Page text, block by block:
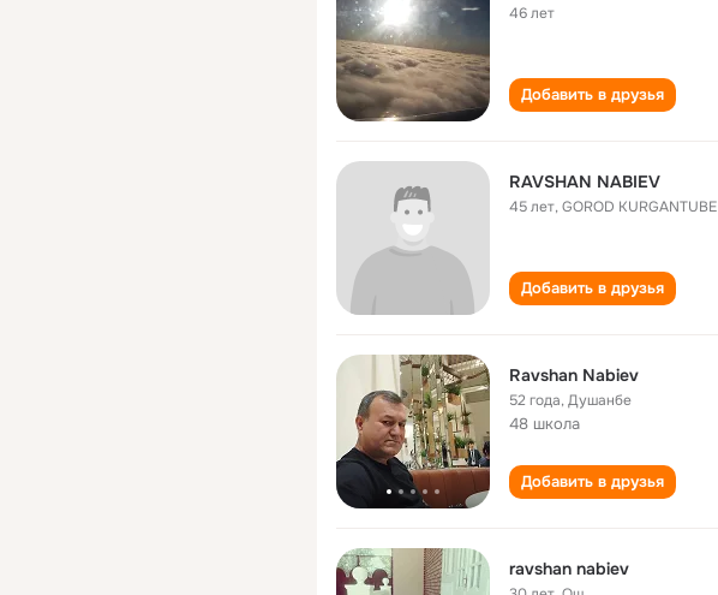
46 лет
Добавить в друзья
RAVSHAN NABIEV
45 лет,GOROD KURGANTUBE
Добавить в друзья
Ravshan Nabiev
52 года,Душанбе
48 школа
Добавить в друзья
ravshan nabiev